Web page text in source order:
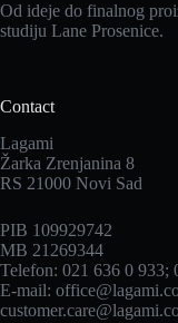
Od ideje do finalnog
studiju Lane Prosenice.
Contact
Lagami
Žarka Zrenjanina 8
RS 21000 Novi Sad
PIB 109929742
MB 21269344
Telefon: 021 636 0 933;
E-mail: